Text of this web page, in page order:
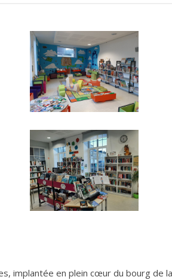
implantée en plein cœur du bourg de